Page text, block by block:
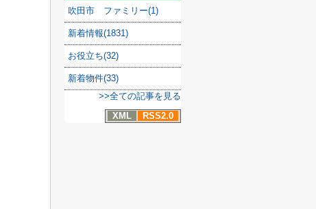
吹田市 ファミリー(1)
新着情報(1831)
お役立ち(32)
新着物件(33)
>>全ての記事を見る
XML
RSS2.0